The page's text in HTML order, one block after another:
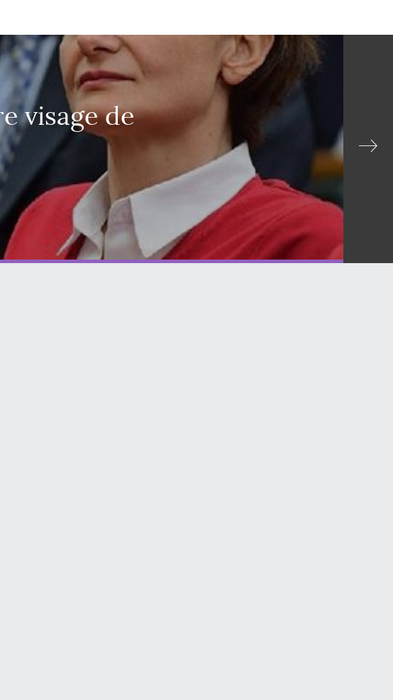
visage de